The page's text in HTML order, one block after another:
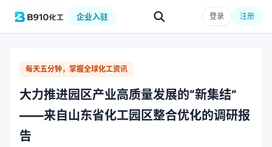
企业入驻 登录 注册
每天五分钟，掌握全球化工资讯
大力推进园区产业高质量发展的“新集结”
——来自山东省化工园区整合优化的调研报
告